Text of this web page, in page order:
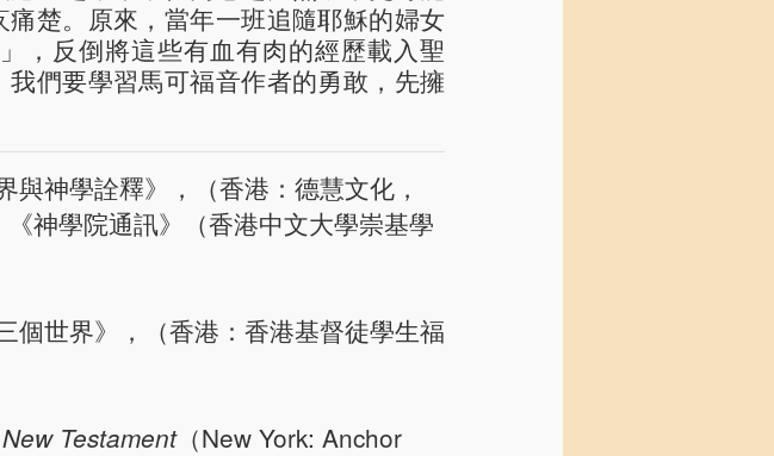
楚。原來，當年一班追隨耶穌的婦女
，反倒將這些有血有肉的經歷載入聖
們要學習馬可福音作者的勇敢，先擁
神學詮釋》，（香港：德慧文化，
神學院通訊》（香港中文大學崇基學
個世界》，（香港：香港基督徒學生福
Testament（New York: Anchor